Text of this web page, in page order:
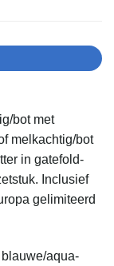
bot met
melkachtig/bot
in gatefold-
Inclusief
gelimiteerd
aqua-